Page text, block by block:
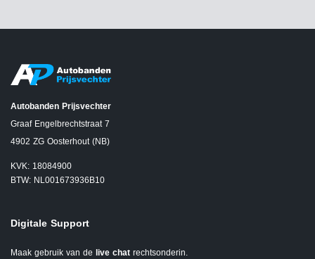
Autobanden Prijsvechter
Graaf Engelbrechtstraat 7
4902 ZG Oosterhout (NB)
KVK: 18084900
BTW: NL001673936B10
Digitale Support
Maak gebruik van de live chat rechtsonderin.